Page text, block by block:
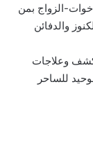
الزواج بمن
والدفائن
وعلاجات
للساحر